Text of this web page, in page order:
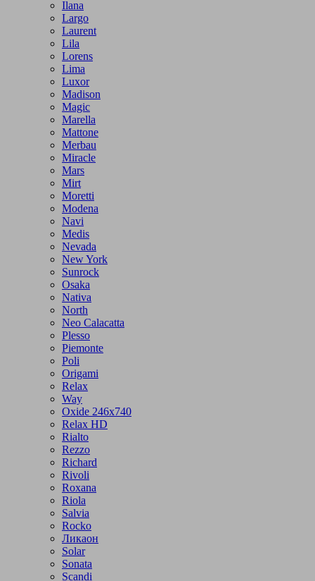
Ilana
Largo
Laurent
Lila
Lorens
Lima
Luxor
Madison
Magic
Marella
Mattone
Merbau
Miracle
Mars
Mirt
Moretti
Modena
Navi
Medis
Nevada
New York
Sunrock
Osaka
Nativa
North
Neo Calacatta
Plesso
Piemonte
Poli
Origami
Relax
Way
Oxide 246x740
Relax HD
Rialto
Rezzo
Richard
Rivoli
Roxana
Riola
Salvia
Rocko
Ликаон
Solar
Sonata
Scandi